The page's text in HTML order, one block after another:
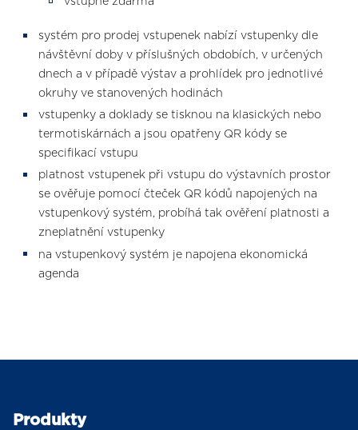
systém pro prodej vstupenek nabízí vstupenky dle
návštěvní doby v příslušných obdobích, v určených
dnech a v případě výstav a prohlídek pro jednotlivé
okruhy ve stanovených hodinách
vstupenky a doklady se tisknou na klasických nebo
termotiskárnách a jsou opatřeny QR kódy se
specifikací vstupu
platnost vstupenek při vstupu do výstavních prostor
se ověřuje pomocí čteček QR kódů napojených na
vstupenkový systém, probíhá tak ověření platnosti a
zneplatnění vstupenky
na vstupenkový systém je napojena ekonomická
agenda
Produkty